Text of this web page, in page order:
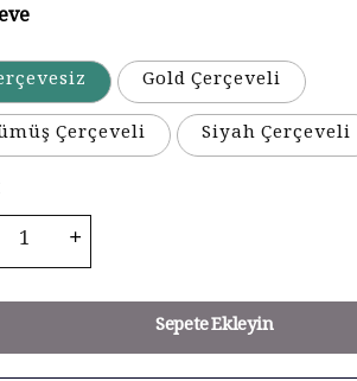
Gold Çerçeveli
Çerçeveli
Siyah Çerçeveli
Sepete Ekleyin